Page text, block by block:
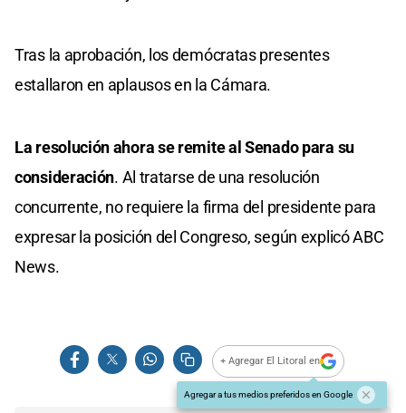
Tras la aprobación, los demócratas presentes
estallaron en aplausos en la Cámara.
La resolución ahora se remite al Senado para su
consideración. Al tratarse de una resolución
concurrente, no requiere la firma del presidente para
expresar la posición del Congreso, según explicó ABC
News.
+ Agregar El Litoral en
Agregar a tus medios preferidos en Google